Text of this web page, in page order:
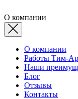
О компании
О компании
Работы Тим-
Наши
Блог
Отзывы
Контакты